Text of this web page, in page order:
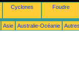
Cyclones Foudre
Asie Australie-Océanie Autres